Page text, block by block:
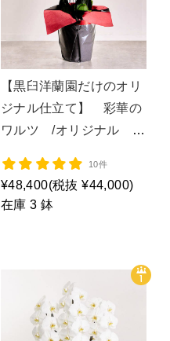
【黒臼洋蘭園だけのオリ
ジナル仕立て】 彩華の
ワルツ /オリジナル 白
10件
¥48,400(税抜 ¥44,000)
在庫 3 鉢